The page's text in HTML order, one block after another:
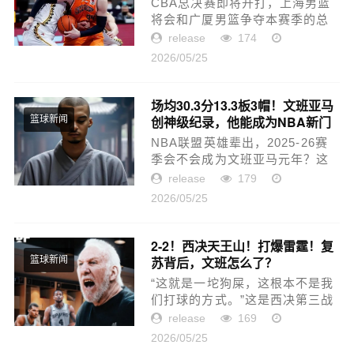
将会和广厦男篮争夺本赛季的总
冠军。从阵容实力上看，上海男
篮的优势比较明显；不过从总决
量，...
release
174
2026/05/25
篮球新闻
场均30.3分13.3板3帽！文班亚马
创神级纪录，他能成为NBA新门
面
NBA联盟英雄辈出，2025-26赛
季会不会成为文班亚马元年？这
一年，文班亚马成为NBA首位少
林俗家弟子；这一年，文班亚马
全票DPOY并...
release
179
2026/05/25
篮球新闻
2-2！西决天王山！打爆雷霆！复
苏背后，文班怎么了？
“这就是一坨狗屎，这根本不是我
们打球的方式。”这是西决第三战
赛后，波波维奇冲进更衣室后对
着马刺全队年轻人说的话。事实
release
169
2026/05/25